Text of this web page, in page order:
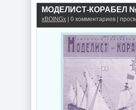
xBOINGx | 0 комментариев |